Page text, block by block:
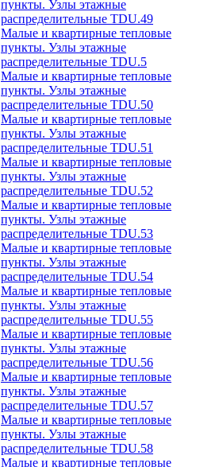
пункты. Узлы этажные
распределительные TDU.49
Малые и квартирные тепловые
пункты. Узлы этажные
распределительные TDU.5
Малые и квартирные тепловые
пункты. Узлы этажные
распределительные TDU.50
Малые и квартирные тепловые
пункты. Узлы этажные
распределительные TDU.51
Малые и квартирные тепловые
пункты. Узлы этажные
распределительные TDU.52
Малые и квартирные тепловые
пункты. Узлы этажные
распределительные TDU.53
Малые и квартирные тепловые
пункты. Узлы этажные
распределительные TDU.54
Малые и квартирные тепловые
пункты. Узлы этажные
распределительные TDU.55
Малые и квартирные тепловые
пункты. Узлы этажные
распределительные TDU.56
Малые и квартирные тепловые
пункты. Узлы этажные
распределительные TDU.57
Малые и квартирные тепловые
пункты. Узлы этажные
распределительные TDU.58
Малые и квартирные тепловые